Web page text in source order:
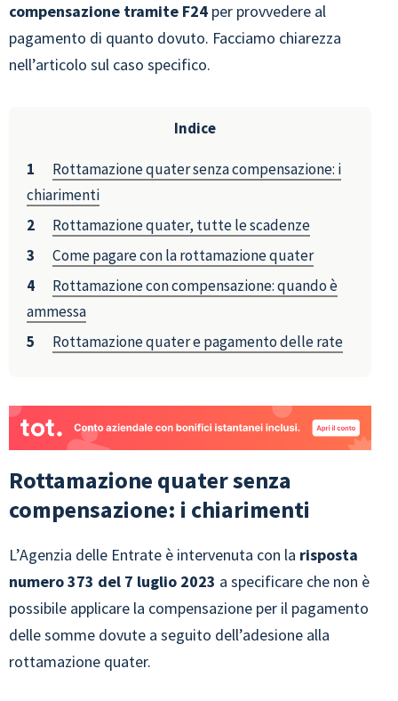
compensazione tramite F24 per provvedere al
pagamento di quanto dovuto. Facciamo chiarezza
nell’articolo sul caso specifico.
Indice
Rottamazione quater senza compensazione: i
chiarimenti
Rottamazione quater, tutte le scadenze
Come pagare con la rottamazione quater
Rottamazione con compensazione: quando è
ammessa
Rottamazione quater e pagamento delle rate
Rottamazione quater senza
compensazione: i chiarimenti
L’Agenzia delle Entrate è intervenuta con la risposta
numero 373 del 7 luglio 2023 a specificare che non è
possibile applicare la compensazione per il pagamento
delle somme dovute a seguito dell’adesione alla
rottamazione quater.